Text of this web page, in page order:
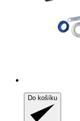
Do košíku